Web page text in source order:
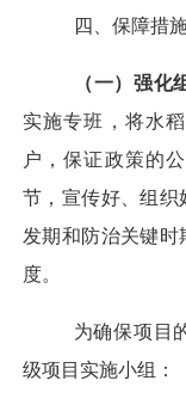
四、保障措
（一）强化
实施专班，将水
户，保证政策的
节，宣传好、组织
发期和防治关键时
度。
为确保项目
级项目实施小组：